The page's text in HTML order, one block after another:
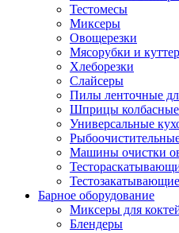
Тестомесы
Миксеры
Овощерезки
Мясорубки и
Хлеборезки
Слайсеры
Пилы ленточные
Шприцы колбасные
Универсальные
Машины очистки
Барное оборудование
Миксеры для
Блендеры